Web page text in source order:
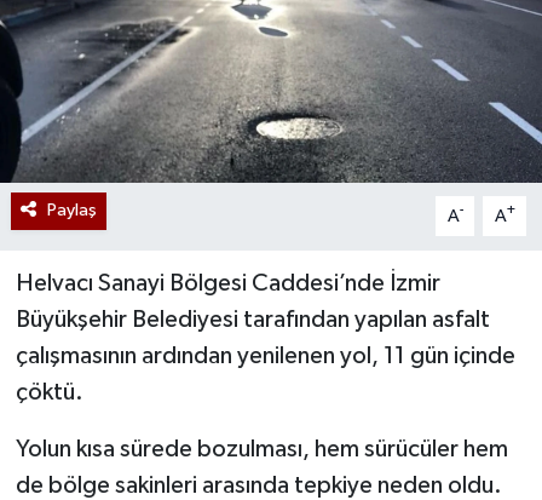
Paylaş A- A+
Helvacı Sanayi Bölgesi Caddesi’nde İzmir
Büyükşehir Belediyesi tarafından yapılan asfalt
çalışmasının ardından yenilenen yol, 11 gün içinde
çöktü.
Yolun kısa sürede bozulması, hem sürücüler hem
de bölge sakinleri arasında tepkiye neden oldu.